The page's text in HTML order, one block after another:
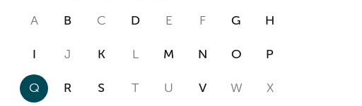
A B C D E F G H
J K L M N O P
Q R S T U V W X